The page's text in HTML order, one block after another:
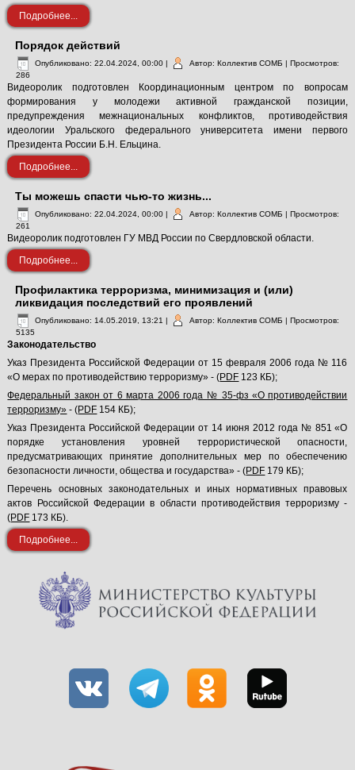
Подробнее...
Порядок действий
Опубликовано: 22.04.2024, 00:00 | Автор: Коллектив СОМБ | Просмотров:
286
Видеоролик подготовлен Координационным центром по вопросам
формирования у молодежи активной гражданской позиции,
предупреждения межнациональных конфликтов, противодействия
идеологии Уральского федерального университета имени первого
Президента России Б.Н. Ельцина.
Подробнее...
Ты можешь спасти чью-то жизнь...
Опубликовано: 22.04.2024, 00:00 | Автор: Коллектив СОМБ | Просмотров:
261
Видеоролик подготовлен ГУ МВД России по Свердловской области.
Подробнее...
Профилактика терроризма, минимизация и (или)
ликвидация последствий его проявлений
Опубликовано: 14.05.2019, 13:21 | Автор: Коллектив СОМБ | Просмотров:
5135
Законодательство
Указ Президента Российской Федерации от 15 февраля 2006 года № 116
«О мерах по противодействию терроризму» - (PDF 123 КБ);
Федеральный закон от 6 марта 2006 года № 35-фз «О противодействии
терроризму» - (PDF 154 КБ);
Указ Президента Российской Федерации от 14 июня 2012 года № 851 «О
порядке установления уровней террористической опасности,
предусматривающих принятие дополнительных мер по обеспечению
безопасности личности, общества и государства» - (PDF 179 КБ);
Перечень основных законодательных и иных нормативных правовых
актов Российской Федерации в области противодействия терроризму -
(PDF 173 КБ).
Подробнее...